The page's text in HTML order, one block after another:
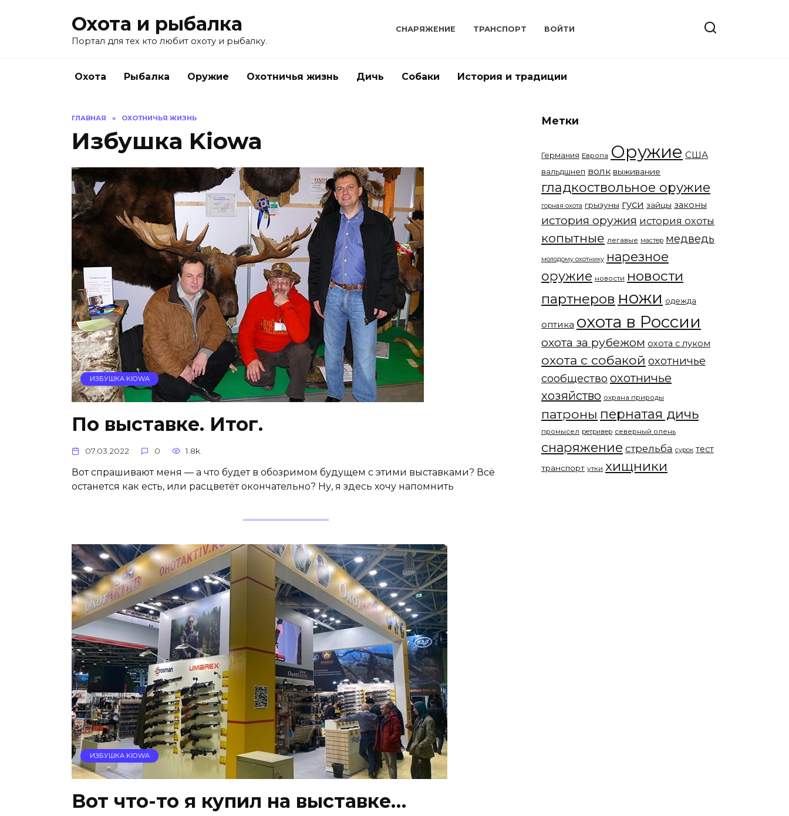
Охота и рыбалка
Портал для тех кто любит охоту и рыбалку.
СНАРЯЖЕНИЕ ТРАНСПОРТ ВОЙТИ
Охота Рыбалка Оружие Охотничья жизнь Дичь Собаки История и традиции
ГЛАВНАЯ » ОХОТНИЧЬЯ ЖИЗНЬ
Избушка Kiowa
ИЗБУШКА KIOWA
По выставке. Итог.
07.03.2022 0 1.8k.
Вот спрашивают меня — а что будет в обозримом будущем с этими выставками? Всё
останется как есть, или расцветёт окончательно? Ну, я здесь хочу напомнить
ИЗБУШКА KIOWA
Вот что-то я купил на выставке…
Метки
Германия Европа Оружие США
вальдшнеп волк выживание
гладкоствольное оружие
горная охота грызуны гуси зайцы законы
история оружия история охоты
копытные легавые мастер медведь
молодому охотнику нарезное
оружие новости новости
партнеров ножи одежда
оптика охота в России
охота за рубежом охота с луком
охота с собакой охотничье
сообщество охотничье
хозяйство охрана природы
патроны пернатая дичь
промысел ретривер северный олень
снаряжение стрельба сурок тест
транспорт утки хищники